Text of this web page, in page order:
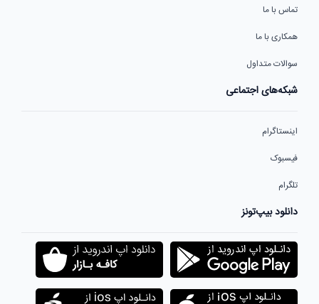
تماس با ما
همکاری با ما
سوالات متداول
شبکه‌های اجتماعی
اینستاگرام
فیسبوک
تلگرام
دانلود بیپ‌تونز